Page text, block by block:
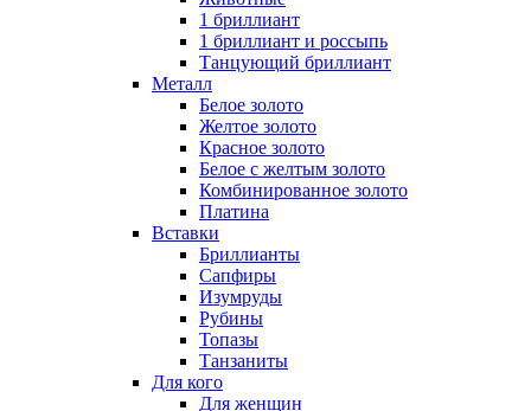
1 бриллиант
1 бриллиант и россыпь
Танцующий бриллиант
Металл
Белое золото
Желтое золото
Красное золото
Белое с желтым золото
Комбинированное золото
Платина
Вставки
Бриллианты
Сапфиры
Изумруды
Рубины
Топазы
Танзаниты
Для кого
Для женщин